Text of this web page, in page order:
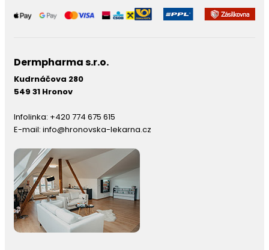
Dermpharma s.r.o.
Kudrnáčova 280
549 31 Hronov
Infolinka: +420 774 675 615
E-mail: info@hronovska-lekarna.cz